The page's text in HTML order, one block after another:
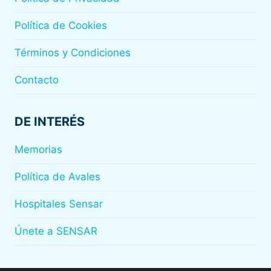
Política de Cookies
Términos y Condiciones
Contacto
DE INTERÉS
Memorias
Política de Avales
Hospitales Sensar
Únete a SENSAR